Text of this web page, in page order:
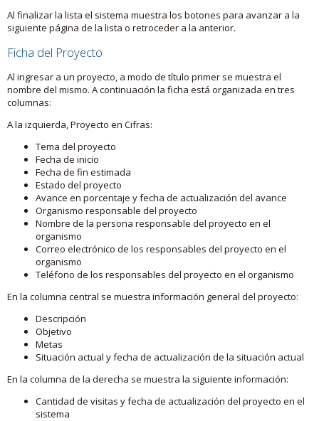
Al finalizar la lista el sistema muestra los botones para avanzar a la
siguiente página de la lista o retroceder a la anterior.
Ficha del Proyecto
Al ingresar a un proyecto, a modo de título primer se muestra el
nombre del mismo. A continuación la ficha está organizada en tres
columnas:
A la izquierda, Proyecto en Cifras:
Tema del proyecto
Fecha de inicio
Fecha de fin estimada
Estado del proyecto
Avance en porcentaje y fecha de actualización del avance
Organismo responsable del proyecto
Nombre de la persona responsable del proyecto en el
organismo
Correo electrónico de los responsables del proyecto en el
organismo
Teléfono de los responsables del proyecto en el organismo
En la columna central se muestra información general del proyecto:
Descripción
Objetivo
Metas
Situación actual y fecha de actualización de la situación actual
En la columna de la derecha se muestra la siguiente información:
Cantidad de visitas y fecha de actualización del proyecto en el
sistema